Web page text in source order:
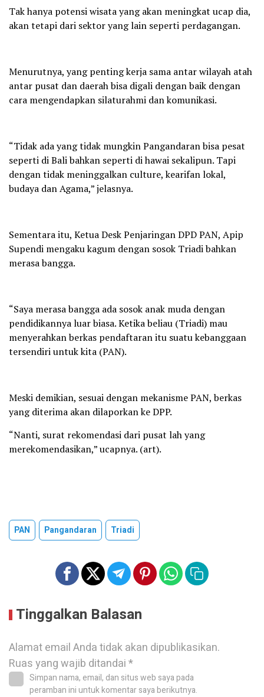
Tak hanya potensi wisata yang akan meningkat ucap dia,
akan tetapi dari sektor yang lain seperti perdagangan.
Menurutnya, yang penting kerja sama antar wilayah atah
antar pusat dan daerah bisa digali dengan baik dengan
cara mengendapkan silaturahmi dan komunikasi.
“Tidak ada yang tidak mungkin Pangandaran bisa pesat
seperti di Bali bahkan seperti di hawai sekalipun. Tapi
dengan tidak meninggalkan culture, kearifan lokal,
budaya dan Agama,” jelasnya.
Sementara itu, Ketua Desk Penjaringan DPD PAN, Apip
Supendi mengaku kagum dengan sosok Triadi bahkan
merasa bangga.
“Saya merasa bangga ada sosok anak muda dengan
pendidikannya luar biasa. Ketika beliau (Triadi) mau
menyerahkan berkas pendaftaran itu suatu kebanggaan
tersendiri untuk kita (PAN).
Meski demikian, sesuai dengan mekanisme PAN, berkas
yang diterima akan dilaporkan ke DPP.
“Nanti, surat rekomendasi dari pusat lah yang
merekomendasikan,” ucapnya. (art).
PAN Pangandaran Triadi
Tinggalkan Balasan
Alamat email Anda tidak akan dipublikasikan.
Ruas yang wajib ditandai*
Simpan nama, email, dan situs web saya pada
peramban ini untuk komentar saya berikutnya.